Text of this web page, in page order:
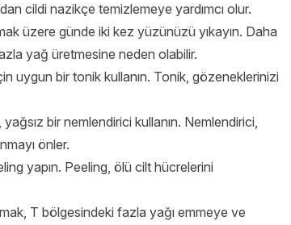
cildi nazikçe temizlemeye yardımcı olur.
üzere günde iki kez yüzünüzü yıkayın. Daha
yağ üretmesine neden olabilir.
uygun bir tonik kullanın. Tonik, gözeneklerinizi
bir nemlendirici kullanın. Nemlendirici,
önler.
yapın. Peeling, ölü cilt hücrelerini
T bölgesindeki fazla yağı emmeye ve